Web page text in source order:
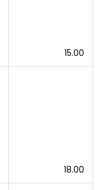
15.00
18.00